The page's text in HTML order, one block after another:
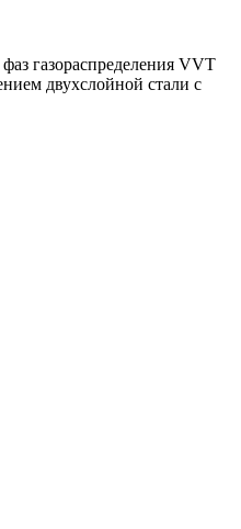
газораспределения VVT
двухслойной стали с